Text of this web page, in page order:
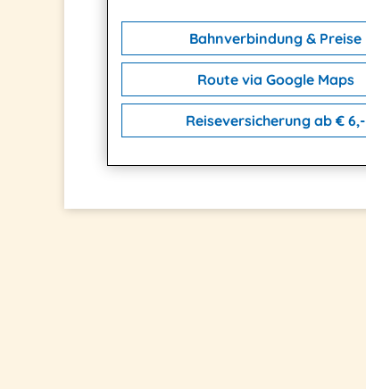
Bahnverbindung & Preise
Route via Google Maps
Reiseversicherung ab € 6,-